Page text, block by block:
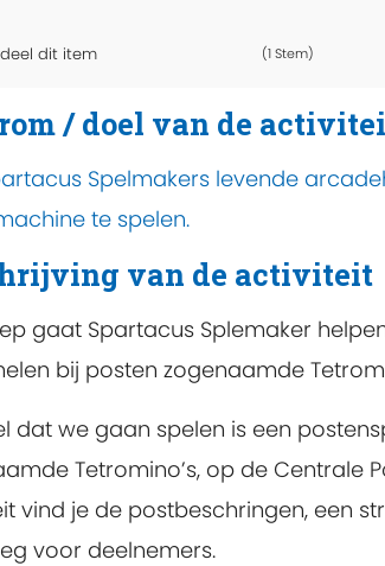
dit item (1 Stem)
/ doel van de
Spelmakers levende
te spelen.
van de activiteit
gaat Spartacus Splemaker
bij posten zogenaamde
dat we gaan spelen is een
Tetromino’s, op de Centrale
vind je de postbeschringen, een
voor deelnemers.